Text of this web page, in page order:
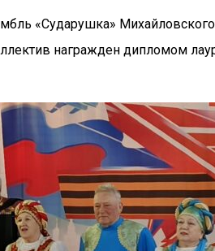
«Сударушка»
награжден дипломом